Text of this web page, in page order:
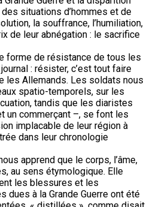
situations d’hommes et de
la souffrance, l’humiliation,
de leur abnégation : le sacrifice
forme de résistance de tous les
: résister, c’est tout faire
les Allemands. Les soldats nous
spatio-temporels, sur les
tandis que les diaristes
un commerçant –, se font les
implacable de leur région à
dans leur chronologie
apprend que le corps, l’âme,
au sens étymologique. Elle
les blessures et les
dues à la Grande Guerre ont été